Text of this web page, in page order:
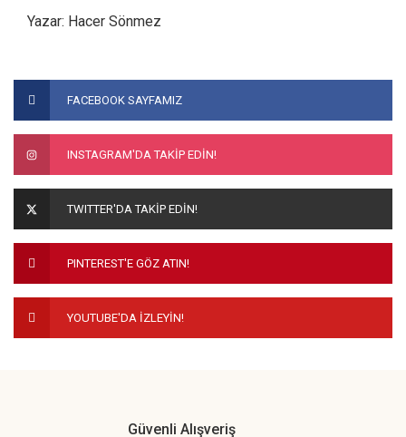
Yazar: Hacer Sönmez
Bu ürüne ilk yorumu siz yapın!
Yorum Yaz
kullanarak tarafımıza iletebilirsiniz.
Görüş ve önerileriniz için teşekkür ederiz.
Ürün açıklamasında eksik bilgiler bulunuyor.
Ürün fiyatı diğer sitelerden daha pahalı.
Bu ürüne benzer farklı alternatifler olmalı.
FACEBOOK SAYFAMIZ
INSTAGRAM'DA TAKİP EDİN!
TWITTER'DA TAKİP EDİN!
PINTEREST'E GÖZ ATIN!
YOUTUBE'DA İZLEYİN!
Güvenli Alışveriş